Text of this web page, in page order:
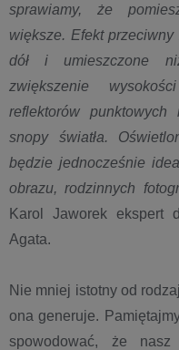
sprawiamy, że
większe. Efekt
dół i umieszczone
zwiększenie
reflektorów
snopy światła.
będzie jednocześnie
obrazu, rodzinnych
Karol Jaworek ekspert
Agata.
Nie mniej istotny od
ona generuje.
spowodować, że